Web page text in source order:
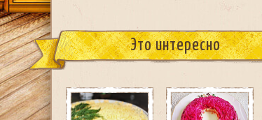
Это интересно